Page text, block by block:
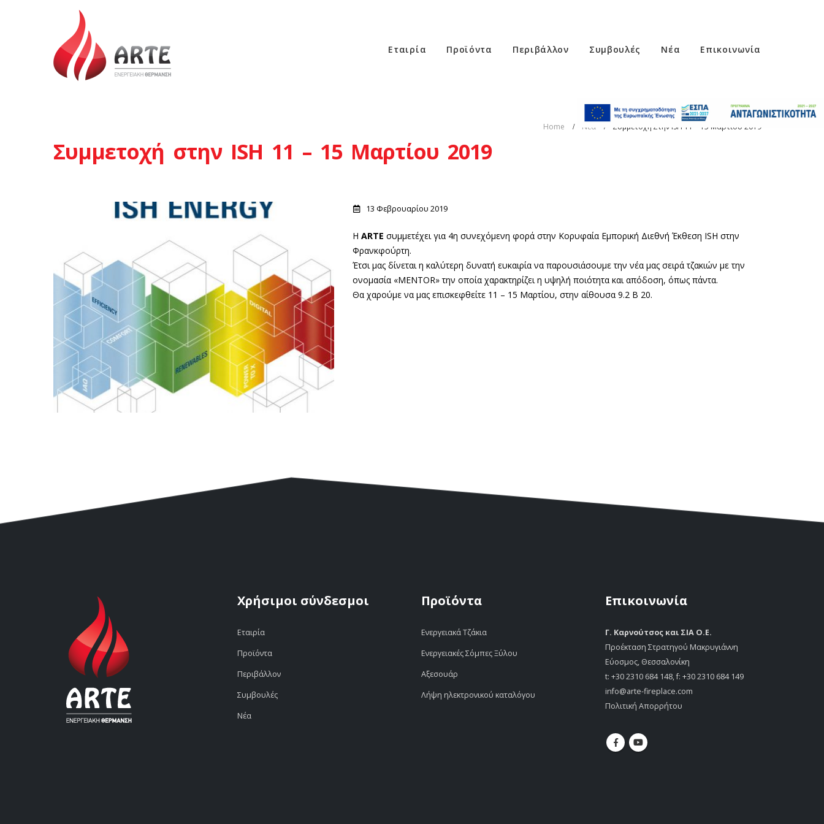
Εταιρία Προϊόντα Περιβάλλον Συμβουλές Νέα Επικοινωνία
Home Νέα Συμμετοχή Στην ISH 11 – 15 Mαρτίου 2019
Συμμετοχή στην ISH 11 – 15 Mαρτίου 2019
13 Φεβρουαρίου 2019
H ΑRTE συμμετέχει για 4η συνεχόμενη φορά στην Κορυφαία Εμπορική Διεθνή Έκθεση ISH στην
Φρανκφούρτη.
Έτσι μας δίνεται η καλύτερη δυνατή ευκαιρία να παρουσιάσουμε την νέα μας σειρά τζακιών με την
ονομασία «ΜΕΝΤΟR» την οποία χαρακτηρίζει η υψηλή ποιότητα και απόδοση, όπως πάντα.
Θα χαρούμε να μας επισκεφθείτε 11 – 15 Μαρτίου, στην αίθουσα 9.2 Β 20.
Χρήσιμοι σύνδεσμοι
Εταιρία
Προϊόντα
Περιβάλλον
Συμβουλές
Νέα
Προϊόντα
Ενεργειακά Τζάκια
Ενεργειακές Σόμπες Ξύλου
Αξεσουάρ
Λήψη ηλεκτρονικού καταλόγου
Επικοινωνία
Γ. Καρνούτσος και ΣΙΑ Ο.Ε.
Προέκταση Στρατηγού Μακρυγιάννη
Εύοσμος, Θεσσαλονίκη
t: +30 2310 684 148, f: +30 2310 684 149
info@arte-fireplace.com
Πολιτική Απορρήτου